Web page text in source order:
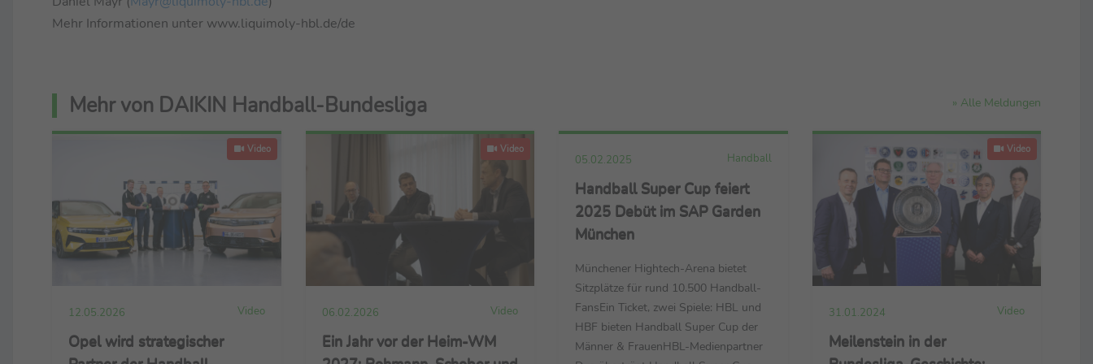
Mehr Informationen unter www.liquimoly-hbl.de/de
Mehr von DAIKIN Handball-Bundesliga » Alle Meldungen
Video
12.05.2026 Video
Opel wird strategischer
Video
06.02.2026 Video
Ein Jahr vor der Heim-WM
05.02.2025 Handball
Handball Super Cup feiert
2025 Debüt im SAP Garden
München
Münchener Hightech-Arena bietet
Sitzplätze für rund 10.500 Handball-
FansEin Ticket, zwei Spiele: HBL und
HBF bieten Handball Super Cup der
Männer & FrauenHBL-Medienpartner
Video
31.01.2024 Video
Meilenstein in der